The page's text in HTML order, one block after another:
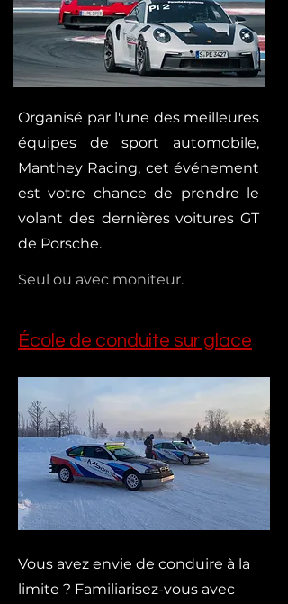
Organisé par l'une des meilleures
équipes de sport automobile,
Manthey Racing, cet événement
est votre chance de prendre le
volant des dernières voitures GT
de Porsche.
Seul ou avec moniteur.
École de conduite sur glace
Vous avez envie de conduire à la
limite ? Familiarisez-vous avec